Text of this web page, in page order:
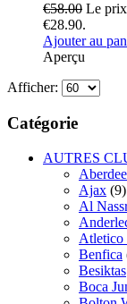
€58.00 Le
€28.90.
Ajouter au
Aperçu
Afficher:
Catégorie
AUTRES
Ajax (9)
Al
Benfica
Besiktas
Boca